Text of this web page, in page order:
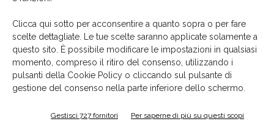
Clicca qui sotto per acconsentire a quanto sopra o per fare
scelte dettagliate. Le tue scelte saranno applicate solamente a
questo sito. È possibile modificare le impostazioni in qualsiasi
momento, compreso il ritiro del consenso, utilizzando i
pulsanti della Cookie Policy o cliccando sul pulsante di
gestione del consenso nella parte inferiore dello schermo.
Gestisci 727 fornitori Per saperne di più su questi scopi
Angelo Gelosa e Raffaello Nava, di Gelosa Arredamenti, intervistati da Raffaella
Razzano